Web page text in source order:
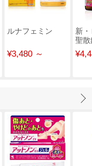
ルナフェミン
¥3,480 ～
新
聖